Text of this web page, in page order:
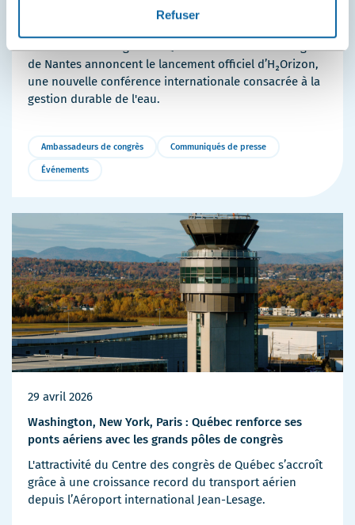
Refuser
Le Centre des congrès de Québec et la Cité des congrès
de Nantes annoncent le lancement officiel d’H₂Orizon,
une nouvelle conférence internationale consacrée à la
gestion durable de l'eau.
Ambassadeurs de congrès Communiqués de presse
Événements
Plus
29 avril 2026
Washington, New York, Paris : Québec renforce ses
ponts aériens avec les grands pôles de congrès
L'attractivité du Centre des congrès de Québec s’accroît
grâce à une croissance record du transport aérien
depuis l’Aéroport international Jean-Lesage.